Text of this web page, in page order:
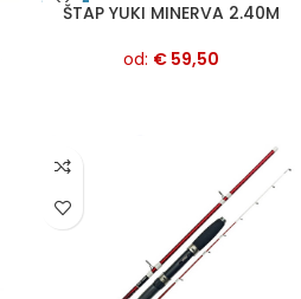
ŠTAP YUKI MINERVA 2.40M
od: € 59,50